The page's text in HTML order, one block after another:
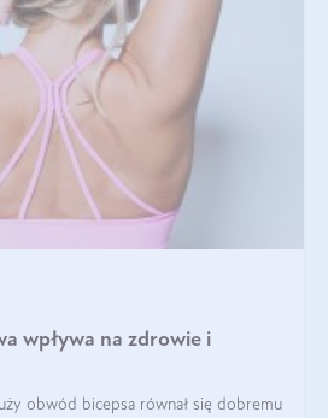
wpływa na zdrowie i
obwód bicepsa równał się dobremu